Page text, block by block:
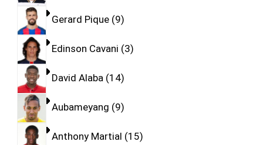
Gerard Pique 9
Edinson Cavani 3
David Alaba 14
Aubameyang 9
Anthony Martial 15